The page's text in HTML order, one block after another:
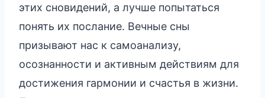
этих сновидений, а лучше попытаться
понять их послание. Вечные сны
призывают нас к самоанализу,
осознанности и активным действиям для
достижения гармонии и счастья в жизни.